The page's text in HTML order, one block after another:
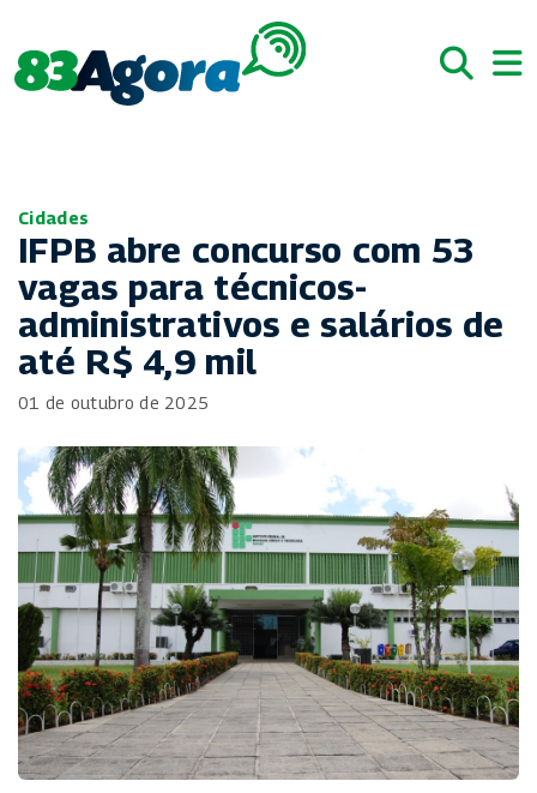
Cidades
IFPB abre concurso com 53
vagas para técnicos-
administrativos e salários de
até R$ 4,9 mil
01 de outubro de 2025